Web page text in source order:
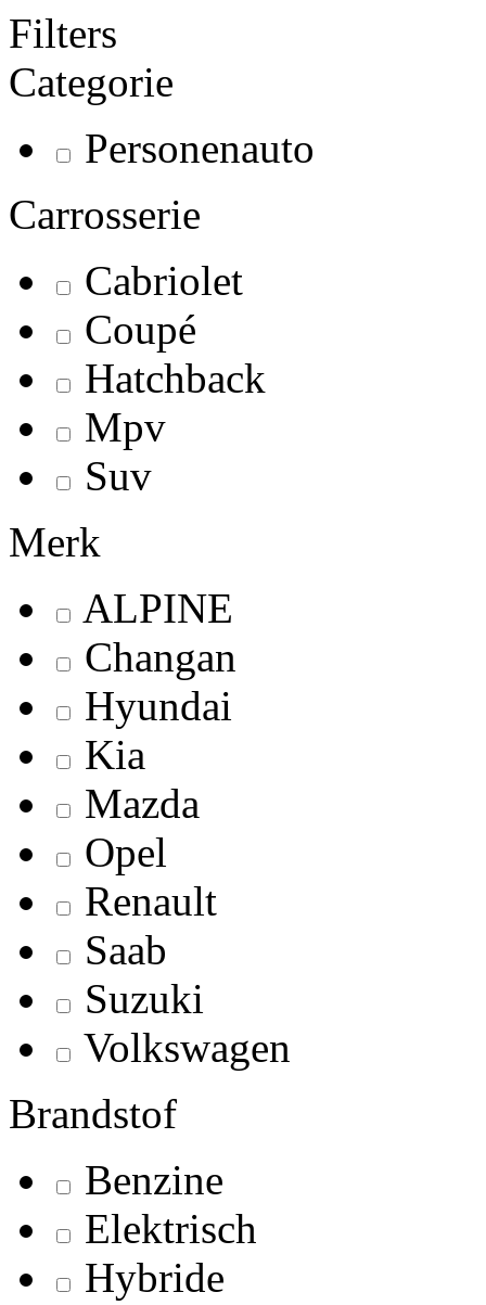
Filters
Categorie
Personenauto
Carrosserie
Cabriolet
Coupé
Hatchback
Mpv
Suv
Merk
ALPINE
Changan
Hyundai
Kia
Mazda
Opel
Renault
Saab
Suzuki
Volkswagen
Brandstof
Benzine
Elektrisch
Hybride